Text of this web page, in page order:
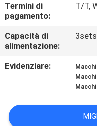
CONTATTICI
NOTIZIE
Termini di
pagamento:
T/T,
Capacità di
alimentazione:
Evidenziare: